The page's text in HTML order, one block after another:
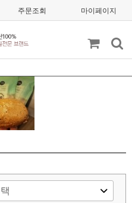
주문조회 마이페이지